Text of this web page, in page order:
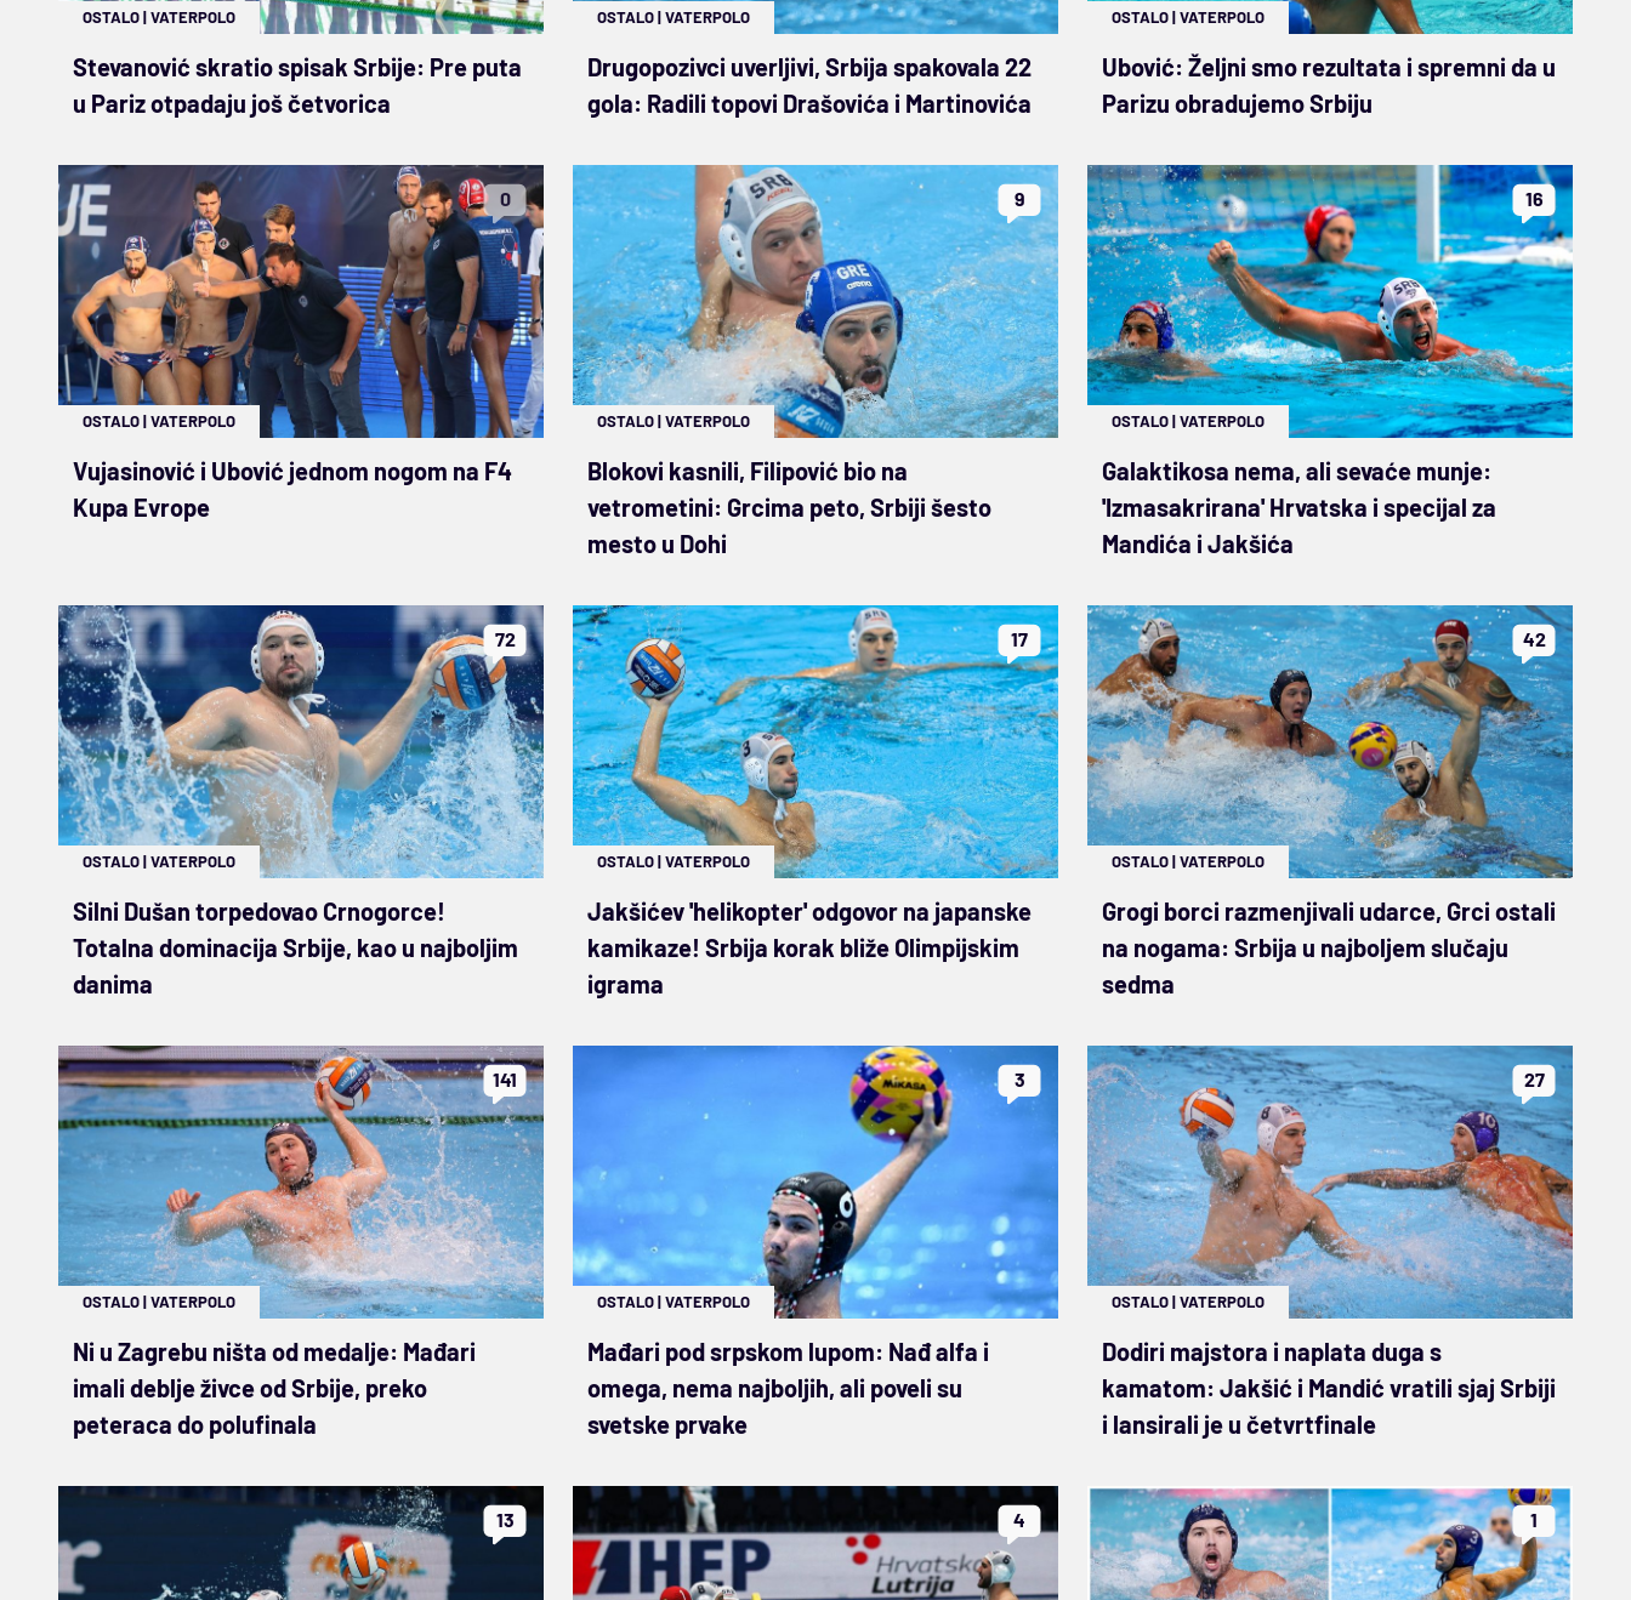
OSTALO|VATERPOLO
Stevanović skratio spisak Srbije: Pre puta
u Pariz otpadaju još četvorica
OSTALO|VATERPOLO
Drugopozivci uverljivi, Srbija spakovala 22
gola: Radili topovi Drašovića i Martinovića
OSTALO|VATERPOLO
Ubović: Željni smo rezultata i spremni da u
Parizu obradujemo Srbiju
0
OSTALO|VATERPOLO
Vujasinović i Ubović jednom nogom na F4
Kupa Evrope
9
OSTALO|VATERPOLO
Blokovi kasnili, Filipović bio na
vetrometini: Grcima peto, Srbiji šesto
mesto u Dohi
16
OSTALO|VATERPOLO
Galaktikosa nema, ali sevaće munje:
'Izmasakrirana' Hrvatska i specijal za
Mandića i Jakšića
72
OSTALO|VATERPOLO
Silni Dušan torpedovao Crnogorce!
Totalna dominacija Srbije, kao u najboljim
danima
17
OSTALO|VATERPOLO
Jakšićev 'helikopter' odgovor na japanske
kamikaze! Srbija korak bliže Olimpijskim
igrama
42
OSTALO|VATERPOLO
Grogi borci razmenjivali udarce, Grci ostali
na nogama: Srbija u najboljem slučaju
sedma
141
OSTALO|VATERPOLO
Ni u Zagrebu ništa od medalje: Mađari
imali deblje živce od Srbije, preko
peteraca do polufinala
3
OSTALO|VATERPOLO
Mađari pod srpskom lupom: Nađ alfa i
omega, nema najboljih, ali poveli su
svetske prvake
27
OSTALO|VATERPOLO
Dodiri majstora i naplata duga s
kamatom: Jakšić i Mandić vratili sjaj Srbiji
i lansirali je u četvrtfinale
13 4 1